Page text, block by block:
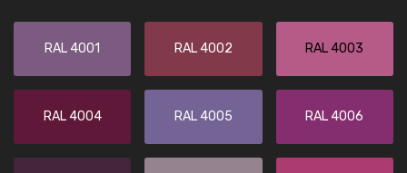
RAL 4001 RAL 4002 RAL 4003
RAL 4004 RAL 4005 RAL 4006